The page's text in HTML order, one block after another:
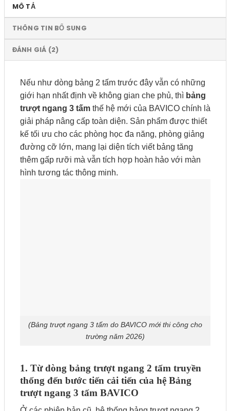
MÔ TẢ
THÔNG TIN BỔ SUNG
ĐÁNH GIÁ (2)
Nếu như dòng bảng 2 tấm trước đây vẫn có những
giới hạn nhất định về không gian che phủ, thì bảng
trượt ngang 3 tấmthế hệ mới của BAVICO chính là
giải pháp nâng cấp toàn diện. Sản phẩm được thiết
kế tối ưu cho các phòng học đa năng, phòng giảng
đường cỡ lớn, mang lại diện tích viết bảng tăng
thêm gấp rưỡi mà vẫn tích hợp hoàn hảo với màn
hình tương tác thông minh.
(Bảng trượt ngang 3 tấm do BAVICO mới thi công cho
trường năm 2026)
1. Từ dòng bảng trượt ngang 2 tấm truyền
thống đến bước tiến cải tiến của hệ Bảng
trượt ngang 3 tấm BAVICO